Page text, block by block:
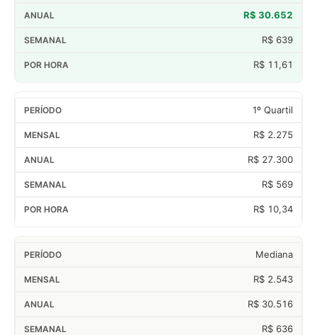
R$ 30.652
R$ 639
R$ 11,61
1º Quartil
R$ 2.275
R$ 27.300
R$ 569
R$ 10,34
Mediana
R$ 2.543
R$ 30.516
R$ 636